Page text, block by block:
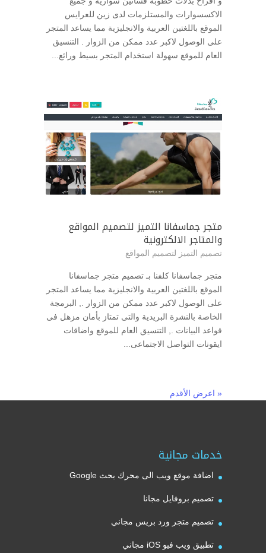
الاكسسوارات والمستلزمات لدى زين للعرايس
الموقع باللغتين العربية والانجليزية مما يساعد المتجر
على الوصول لاكبر عدد ممكن من الزوار . التنسيق
العام للموقع سهولة استخدام المتجر بسيط ورائع...
متجر جماسفانا التميز لتصميم المواقع
والمتاجر الالكترونية
تصميم التميز لتصميم المواقع
متجر جماسفانا كلفنا بـ تصميم متجر جماسفانا
الموقع باللغتين العربية والانجليزية مما يساعد المتجر
على الوصول لاكبر عدد ممكن من الزوار ., البرمجة
الخاصة بالنشرة البريدية والتى تمتاز بأمان مزهل فى
قواعد البيانات ., التنسيق العام للموقع واضاقات
ايقونات التواصل الاجتماعى...
« اعرض الأقدم
خدمات مجانية
اضافة موقع ويب الى محرك بحث Google
تصميم بروفايل مجانا
تصميم متجر ورد بريس مجاني
تطبيق ويب فيو iOS مجاني